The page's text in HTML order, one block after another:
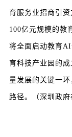
育服务业招商引
100亿元规模的教
将全面启动教育
育科技产业园的
量发展的关键一
路径。（深圳政府